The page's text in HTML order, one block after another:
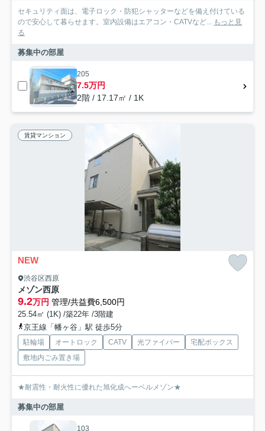
セキュリティ面は、電子ロック・防犯シャッターなどを備え付けている
ので安心して暮らせます。室内設備はエアコン・CATVなど... もっと見
る
募集中の部屋
205
7.5万円
2階 / 17.17㎡ / 1K
賃貸マンション
NEW
渋谷区西原
メゾン西原
9.2万円 管理/共益費6,500円
25.54㎡ (1K) /築22年 /3階建
京王線「幡ヶ谷」駅 徒歩5分
駐輪場 オートロック CATV 光ファイバー
宅配ボックス
敷地内ごみ置き場
★耐震性・耐火性に優れた旭化成へーベルメゾン★
募集中の部屋
103